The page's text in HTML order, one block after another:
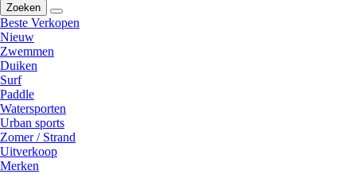
Zoeken
Beste Verkopen
Nieuw
Zwemmen
Duiken
Surf
Paddle
Watersporten
Urban sports
Zomer / Strand
Uitverkoop
Merken